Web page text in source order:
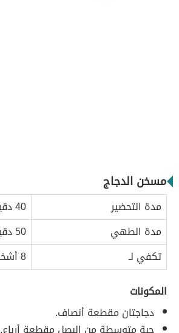
مسخن الدجاج
مدة التحضير
40 دقيقة
مدة الطهي
50 دقيقة
تكفي لـ
8 أشخاص
المكونات
دجاجتان مقطعة أنصاف.